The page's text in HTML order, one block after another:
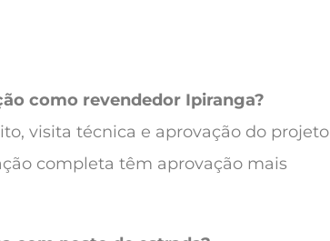
como revendedor Ipiranga?
visita técnica e aprovação do projeto
completa têm aprovação mais